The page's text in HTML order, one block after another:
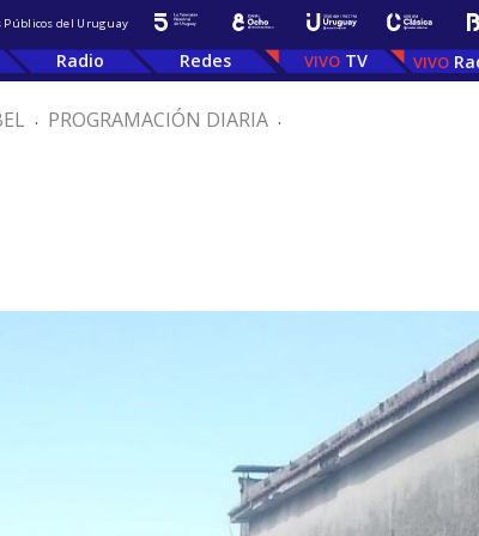
Públicos del Uruguay
Radio Redes TV
. PROGRAMACIÓN DIARIA .